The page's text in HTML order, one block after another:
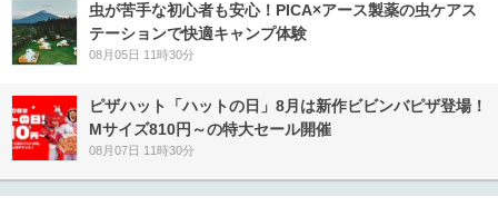
虫が苦手な初心者も安心！PICA×アース製薬の虫ケアス
テーションで快適キャンプ体験
08月05日 11時30分
ピザハット「ハットの日」8月は新作ビビンバピザ登場！
Mサイズ810円～の特大セール開催
08月07日 11時30分